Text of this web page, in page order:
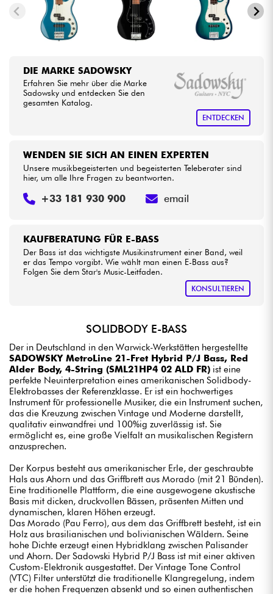
DIE MARKE SADOWSKY
Erfahren Sie mehr über die Marke
Sadowsky und entdecken Sie den
gesamten Katalog.
ENTDECKEN
KAUFBERATUNG FÜR E-BASS
Der Bass ist das wichtigste Musikinstrument einer Band, weil
er das Tempo vorgibt. Wie wählt man einen E-Bass aus?
Folgen Sie dem Star's Music-Leitfaden.
KONSULTIEREN
WENDEN SIE SICH AN EINEN EXPERTEN
Unsere musikbegeisterten und begeisterten Teleberater sind
hier, um alle Ihre Fragen zu beantworten.
+33 181 930 900 email
SOLIDBODY E-BASS
Der in Deutschland in den Warwick-Werkstätten hergestellte
SADOWSKY MetroLine 21-Fret Hybrid P/J Bass, Red
Alder Body, 4-String (SML21HP4 02 ALD FR) ist eine
perfekte Neuinterpretation eines amerikanischen Solidbody-
Elektrobasses der Referenzklasse. Er ist ein hochwertiges
Instrument für professionelle Musiker, die ein Instrument suchen,
das die Kreuzung zwischen Vintage und Moderne darstellt,
qualitativ einwandfrei und 100%ig zuverlässig ist. Sie
ermöglicht es, eine große Vielfalt an musikalischen Registern
anzusprechen.
Der Korpus besteht aus amerikanischer Erle, der geschraubte
Hals aus Ahorn und das Griffbrett aus Morado (mit 21 Bünden).
Eine traditionelle Plattform, die eine ausgewogene akustische
Basis mit dicken, druckvollen Bässen, präsenten Mitten und
dynamischen, klaren Höhen erzeugt.
Das Morado (Pau Ferro), aus dem das Griffbrett besteht, ist ein
Holz aus brasilianischen und bolivianischen Wäldern. Seine
hohe Dichte erzeugt einen Hybridklang zwischen Palisander
und Ahorn. Der Sadowski Hybrid P/J Bass ist mit einer aktiven
Custom-Elektronik ausgestattet. Der Vintage Tone Control
(VTC) Filter unterstützt die traditionelle Klangregelung, indem
er die hohen Frequenzen absenkt und so einen authentischen